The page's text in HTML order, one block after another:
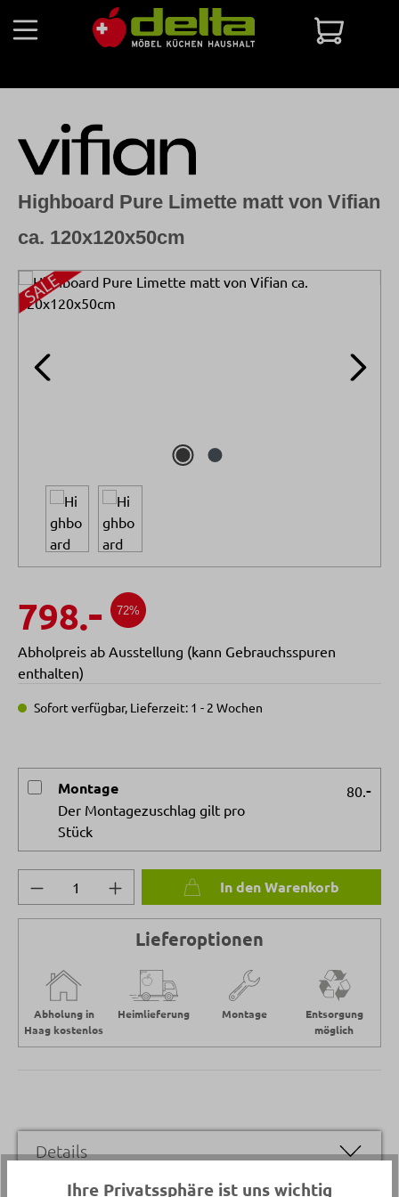
Zum Hauptinhalt springen
Bildergalerie überspringen
Highboard Pure Limette matt von Vifian
ca. 120x120x50cm
798.- 72%
Abholpreis ab Ausstellung (kann Gebrauchsspuren
enthalten)
Sofort verfügbar, Lieferzeit: 1 - 2 Wochen
Montage
Der Montagezuschlag gilt pro
Stück
80. -
Produkt Anzahl: Gib den gewünschten
In den Warenkorb
Lieferoptionen
Abholung in
Haag kostenlos
Heimlieferung Montage
Entsorgung
möglich
Details
Ihre Privatssphäre ist uns wichtig